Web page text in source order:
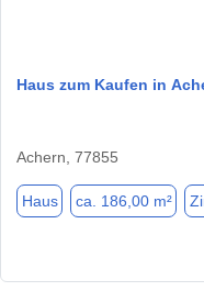
Haus zum Kaufen in
Achern, 77855
Haus ca. 186,00 m²